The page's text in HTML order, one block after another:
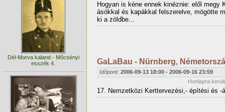
Dél-Morva kaland - Mőcsényi
esszék 4.
Hogyan is kéne ennek kinéznie: elől megy
ásókkal és kapákkal felszerelve, mögötte
ki a zöldbe...
GaLaBau - Nürnberg,
Időpont: 2006-09-13 18:00 - 2006-09-16 23:59
Honlapra
17. Nemzetközi Kerttervezési,- építési és -